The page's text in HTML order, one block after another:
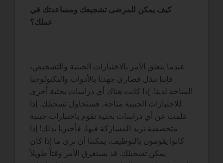
كيف يمكن للمرضى تشجيعك ومساعدتك في
عملك؟
عندما يتعلق الأمر بالاختبارات الجينية والتشخيص،
فإننا نبذل قصارى جهدنا بالأدوات والتكنولوجيا
المتاحة لدينا. إذا كانت هناك أي دراسات بحثية أخرى
للاختبارات الجينية متاحة، فسنحاول تسجيلك. إذا
علمت عن أي دراسات بحثية تقوم باختبارات جينية
متخصصة تريد المشاركة فيها، فأخبرنا بذلك! إذا
كانوا يقومون بالتوظيف، يمكننا أن نرى ما إذا كان
يمكن تسجيلك. قد يستغرق الأمر وقتاً طويلاً